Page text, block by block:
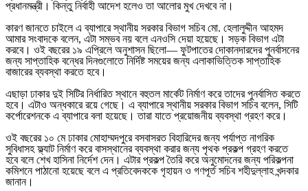
প্রধানমন্ত্রী। কিন্তু নির্বাহী আদেশ হলেও তা আলোর মুখ দেখবে না।
কারণ জানতে চাইলে এ ব্যাপারে স্থানীয় সরকার বিভাগ সচিব মো. হেলালুদ্দীন আহমদ
আমার সংবাদকে বলেন, এটা সম্ভব নয় বলে এনওসি দেয়া হয়েছে। সড়ক বিভাগ এটা
করবে। ওই বছরের ১৯ এপ্রিলে অনুশাসন ছিলো— ফুটপাতের দোকানদারদের পুনর্বাসনের
জন্য সাপ্তাহিক বন্ধের দিনগুলোতে নির্দিষ্ট সময়ের জন্য এলাকাভিত্তিক সাপ্তাহিক
বাজারের ব্যবস্থা করতে হবে।
এছাড়া ঢাকার দুই সিটির নির্ধারিত স্থানে বহুতল মার্কেট নির্মাণ করে তাদের পুনর্বাসিত করতে
হবে। এটাও অন্ধকারে রয়ে গেছে। এ ব্যাপারে স্থানীয় সরকার বিভাগ সচিব বলেন, সিটি
কর্পোরেশনকে এ ব্যাপারে বলা হয়েছে। তারা যাতে প্রয়োজনীয় ব্যবস্থা গ্রহণ করে।
ওই বছরের ১০ মে ঢাকার মোহাম্মদপুরে বসবাসরত বিহারিদের জন্য পর্যাপ্ত নাগরিক
সুবিধাসহ ফ্ল্যাট নির্মাণ করে বাসস্থানের ব্যবস্থা করার জন্য পৃথক প্রকল্প গ্রহণ করতে
হবে বলে শেখ হাসিনা নির্দেশ দেন। এটার প্রকল্প তৈরি করে অনুমোদনের জন্য পরিকল্পনা
কমিশনে পাঠানো হয়েছে বলে এ প্রতিবেদককে গৃহায়ন ও গণপূর্ত সচিব শহীদুল্লাহ খন্দকার
জানান।